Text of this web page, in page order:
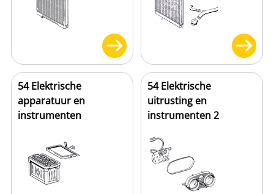
54 Elektrische
apparatuur en
instrumenten
54 Elektrische
uitrusting en
instrumenten 2